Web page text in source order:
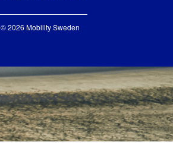
© 2026 Mobility Sweden